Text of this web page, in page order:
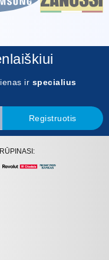
ir specialius
Registruotis